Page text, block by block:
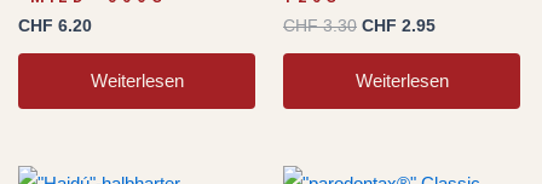
CHF 6.20
Weiterlesen
CHF3.30 CHF 2.95
Weiterlesen
Ursprünglicher